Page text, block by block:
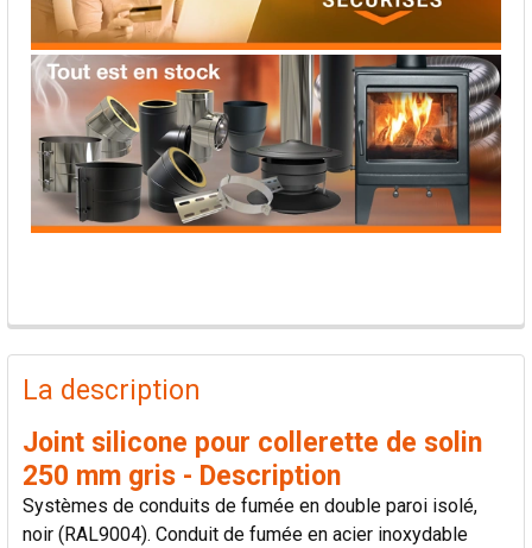
PRODUITS
FRÉQUEMMENT
ACHETÉS
SÉLECTIONNER
La description
Joint silicone pour collerette de solin
250 mm gris - Description
Systèmes de conduits de fumée en double paroi isolé,
noir (RAL9004). Conduit de fumée en acier inoxydable